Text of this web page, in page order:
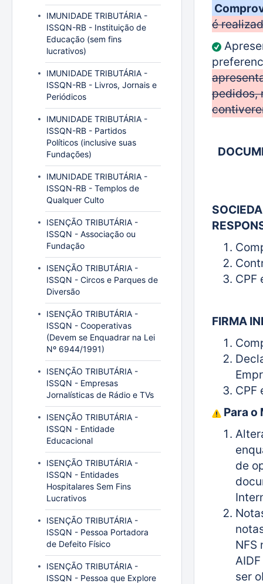
é
pedidos,
CPF
FIRMA
CPF
Para o
de
NFS
ser
IMUNIDADE TRIBUTÁRIA -
ISSQN-RB - Instituição de
Educação (sem fins
lucrativos)
IMUNIDADE TRIBUTÁRIA -
ISSQN-RB - Livros, Jornais e
Periódicos
IMUNIDADE TRIBUTÁRIA -
ISSQN-RB - Partidos
Políticos (inclusive suas
Fundações)
IMUNIDADE TRIBUTÁRIA -
ISSQN-RB - Templos de
Qualquer Culto
ISENÇÃO TRIBUTÁRIA -
ISSQN - Associação ou
Fundação
ISENÇÃO TRIBUTÁRIA -
ISSQN - Circos e Parques de
Diversão
ISENÇÃO TRIBUTÁRIA -
ISSQN - Cooperativas
(Devem se Enquadrar na Lei
Nº 6944/1991)
ISENÇÃO TRIBUTÁRIA -
ISSQN - Empresas
Jornalísticas de Rádio e TVs
ISENÇÃO TRIBUTÁRIA -
ISSQN - Entidade
Educacional
ISENÇÃO TRIBUTÁRIA -
ISSQN - Entidades
Hospitalares Sem Fins
Lucrativos
ISENÇÃO TRIBUTÁRIA -
ISSQN - Pessoa Portadora
de Defeito Físico
ISENÇÃO TRIBUTÁRIA -
ISSQN - Pessoa que Explore